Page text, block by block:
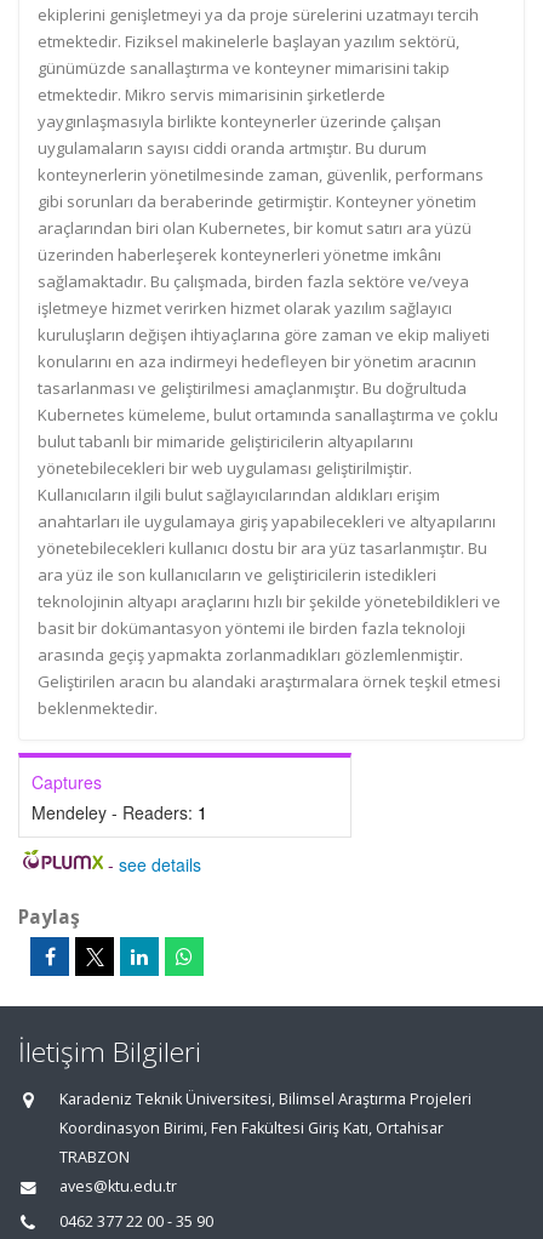
ekiplerini genişletmeyi ya da proje sürelerini uzatmayı tercih
etmektedir. Fiziksel makinelerle başlayan yazılım sektörü,
günümüzde sanallaştırma ve konteyner mimarisini takip
etmektedir. Mikro servis mimarisinin şirketlerde
yaygınlaşmasıyla birlikte konteynerler üzerinde çalışan
uygulamaların sayısı ciddi oranda artmıştır. Bu durum
konteynerlerin yönetilmesinde zaman, güvenlik, performans
gibi sorunları da beraberinde getirmiştir. Konteyner yönetim
araçlarından biri olan Kubernetes, bir komut satırı ara yüzü
üzerinden haberleşerek konteynerleri yönetme imkânı
sağlamaktadır. Bu çalışmada, birden fazla sektöre ve/veya
işletmeye hizmet verirken hizmet olarak yazılım sağlayıcı
kuruluşların değişen ihtiyaçlarına göre zaman ve ekip maliyeti
konularını en aza indirmeyi hedefleyen bir yönetim aracının
tasarlanması ve geliştirilmesi amaçlanmıştır. Bu doğrultuda
Kubernetes kümeleme, bulut ortamında sanallaştırma ve çoklu
bulut tabanlı bir mimaride geliştiricilerin altyapılarını
yönetebilecekleri bir web uygulaması geliştirilmiştir.
Kullanıcıların ilgili bulut sağlayıcılarından aldıkları erişim
anahtarları ile uygulamaya giriş yapabilecekleri ve altyapılarını
yönetebilecekleri kullanıcı dostu bir ara yüz tasarlanmıştır. Bu
ara yüz ile son kullanıcıların ve geliştiricilerin istedikleri
teknolojinin altyapı araçlarını hızlı bir şekilde yönetebildikleri ve
basit bir dokümantasyon yöntemi ile birden fazla teknoloji
arasında geçiş yapmakta zorlanmadıkları gözlemlenmiştir.
Geliştirilen aracın bu alandaki araştırmalara örnek teşkil etmesi
beklenmektedir.
Captures
Mendeley - Readers: 1
- see details
Paylaş
İletişim Bilgileri
Karadeniz Teknik Üniversitesi, Bilimsel Araştırma Projeleri
Koordinasyon Birimi, Fen Fakültesi Giriş Katı, Ortahisar
TRABZON
aves@ktu.edu.tr
0462 377 22 00 - 35 90